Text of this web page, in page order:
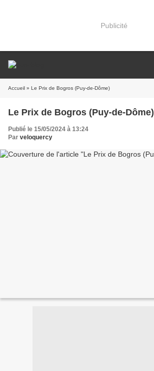
Publicité
Accueil » Le Prix de Bogros (Puy-de-Dôme)
Le Prix de Bogros (Puy-de-Dôme)
Publié le 15/05/2024 à 13:24
Par veloquercy